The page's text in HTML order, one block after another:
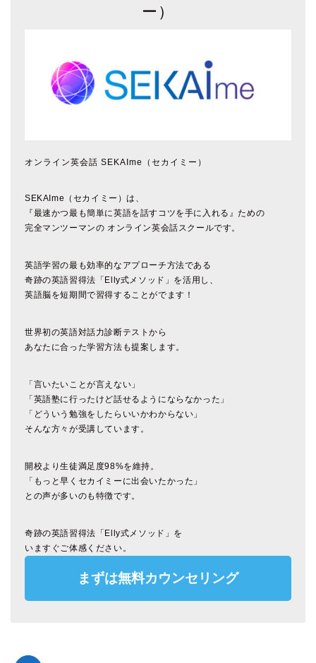
ー）
オンライン英会話 SEKAIme（セカイミー）
SEKAIme（セカイミー）は、
『最速かつ最も簡単に英語を話すコツを手に入れる』ための
完全マンツーマンの オンライン英会話スクールです。
英語学習の最も効率的なアプローチ方法である
奇跡の英語習得法「Elly式メソッド」を活用し、
英語脳を短期間で習得することがでます！
世界初の英語対話力診断テストから
あなたに合った学習方法も提案します。
「言いたいことが言えない」
「英語塾に行ったけど話せるようにならなかった」
「どういう勉強をしたらいいかわからない」
そんな方々が受講しています。
開校より生徒満足度98%を維持。
「もっと早くセカイミーに出会いたかった」
との声が多いのも特徴です。
奇跡の英語習得法「Elly式メソッド」を
いますぐご体感ください。
まずは無料カウンセリング